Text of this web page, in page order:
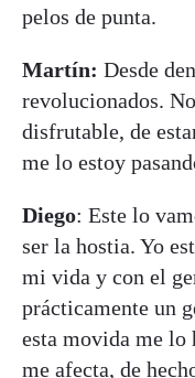
pelos de punta.
Martín: Desde
revolucionados.
disfrutable, de
me lo estoy
Diego: Este lo
ser la hostia. Yo
mi vida y con el
prácticamente un
esta movida me lo
me afecta, de